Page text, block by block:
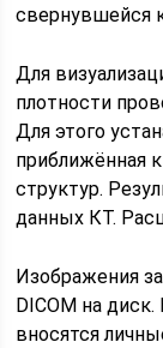
свернувшейся
Для
плотности
Для этого
приближённая
структур.
данных КТ.
Изображения
DICOM на
вносятся